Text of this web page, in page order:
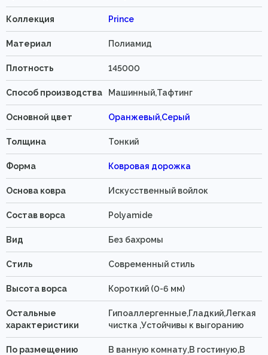
Коллекция Prince
Материал Полиамид
Плотность 145000
Способ производства Машинный,Тафтинг
Основной цвет Оранжевый,Серый
Толщина Тонкий
Форма Ковровая дорожка
Основа ковра Искусственный войлок
Состав ворса Polyamide
Вид Без бахромы
Стиль Современный стиль
Высота ворса Короткий (0-6 мм)
Остальные
характеристики
Гипоаллергенные,Гладкий,Легкая
чистка ,Устойчивы к выгоранию
По размещению
В ванную комнату,В гостиную,В